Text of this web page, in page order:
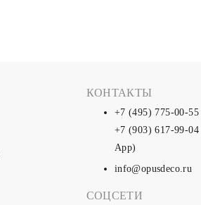
КОНТАКТЫ
+7 (495) 775-00-55
+7 (903) 617-99-04
App)
info@opusdeco.ru
СОЦСЕТИ